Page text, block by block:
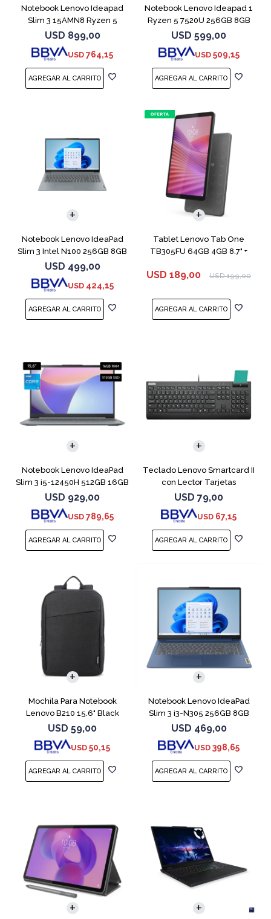
Notebook Lenovo Ideapad
Slim 3 15AMN8 Ryzen 5
7520U 512 16GB
USD 899,00
USD 764,15
Notebook Lenovo Ideapad 1
Ryzen 5 7520U 256GB 8GB
Abyss Blue
USD 599,00
USD 509,15
Notebook Lenovo IdeaPad
Slim 3 Intel N100 256GB 8GB
USD 499,00
USD 424,15
Tablet Lenovo Tab One
TB305FU 64GB 4GB 8.7" +
USD 189,00 USD 199,00
Notebook Lenovo IdeaPad
Slim 3 i5-12450H 512GB 16GB
15.6"
USD 929,00
USD 789,65
COMPARAR
Teclado Lenovo Smartcard II
con Lector Tarjetas
Inteligente
USD 79,00
USD 67,15
Mochila Para Notebook
Lenovo B210 15.6" Black
USD 59,00
USD 50,15
Notebook Lenovo IdeaPad
Slim 3 i3-N305 256GB 8GB
15.6" Blue
USD 469,00
USD 398,65
COMPARAR